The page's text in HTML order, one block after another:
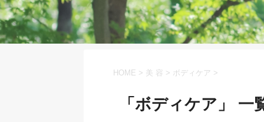
HOME > 美 容 > ボディケア >
「ボディケア」 一